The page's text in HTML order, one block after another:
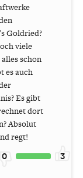
Goldried?
viele
schon
es auch
Es gibt
dort
Absolut
regt!
0 3